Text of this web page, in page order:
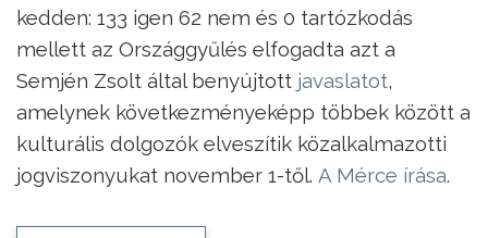
kedden: 133 igen 62 nem és 0 tartózkodás
mellett az Országgyűlés elfogadta azt a
Semjén Zsolt által benyújtott javaslatot,
amelynek következményeképp többek között a
kulturális dolgozók elveszítik közalkalmazotti
jogviszonyukat november 1-től. A Mérce írása.